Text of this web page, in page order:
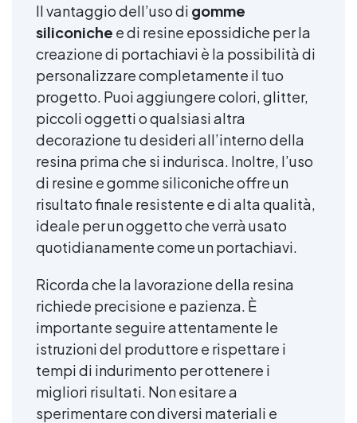
Il vantaggio dell’uso di gomme
siliconiche e di resine epossidiche per la
creazione di portachiavi è la possibilità di
personalizzare completamente il tuo
progetto. Puoi aggiungere colori, glitter,
piccoli oggetti o qualsiasi altra
decorazione tu desideri all’interno della
resina prima che si indurisca. Inoltre, l’uso
di resine e gomme siliconiche offre un
risultato finale resistente e di alta qualità,
ideale per un oggetto che verrà usato
quotidianamente come un portachiavi.
Ricorda che la lavorazione della resina
richiede precisione e pazienza. È
importante seguire attentamente le
istruzioni del produttore e rispettare i
tempi di indurimento per ottenere i
migliori risultati. Non esitare a
sperimentare con diversi materiali e